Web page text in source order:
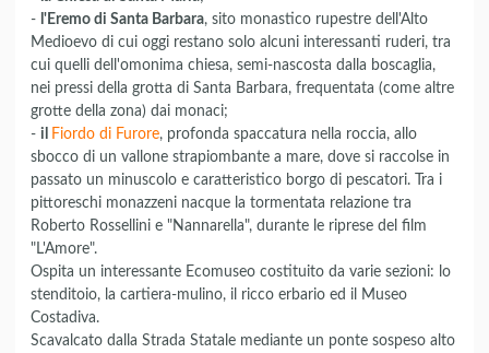
- l'Eremo di Santa Barbara, sito monastico rupestre dell'Alto
Medioevo di cui oggi restano solo alcuni interessanti ruderi, tra
cui quelli dell'omonima chiesa, semi-nascosta dalla boscaglia,
nei pressi della grotta di Santa Barbara, frequentata (come altre
grotte della zona) dai monaci;
- il Fiordo di Furore, profonda spaccatura nella roccia, allo
sbocco di un vallone strapiombante a mare, dove si raccolse in
passato un minuscolo e caratteristico borgo di pescatori. Tra i
pittoreschi monazzeni nacque la tormentata relazione tra
Roberto Rossellini e "Nannarella", durante le riprese del film
"L'Amore".
Ospita un interessante Ecomuseo costituito da varie sezioni: lo
stenditoio, la cartiera-mulino, il ricco erbario ed il Museo
Costadiva.
Scavalcato dalla Strada Statale mediante un ponte sospeso alto